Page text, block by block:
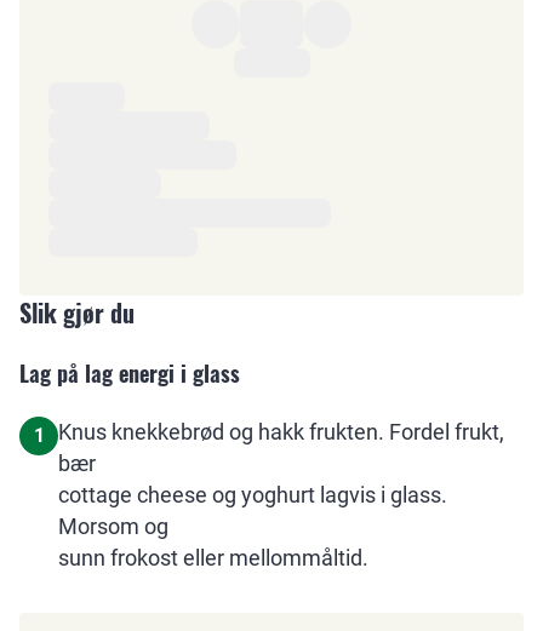
Slik gjør du
Lag på lag energi i glass
1
Knus knekkebrød og hakk frukten. Fordel frukt,
bær
cottage cheese og yoghurt lagvis i glass.
Morsom og
sunn frokost eller mellommåltid.